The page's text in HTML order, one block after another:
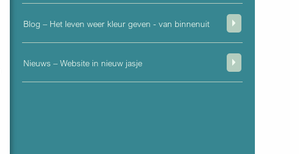
Blog – Het leven weer kleur geven - van binnenuit
Nieuws – Website in nieuw jasje